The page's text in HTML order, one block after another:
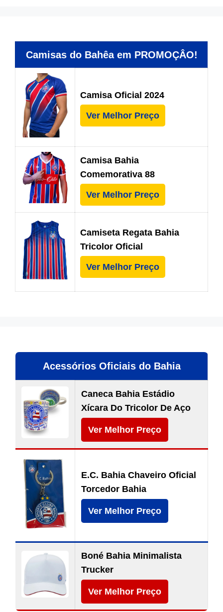
Camisas do Bahêa em PROMOÇÂO!
Camisa Oficial 2024
Ver Melhor Preço
Camisa Bahia
Comemorativa 88
Ver Melhor Preço
Camiseta Regata Bahia
Tricolor Oficial
Ver Melhor Preço
Acessórios Oficiais do Bahia
Caneca Bahia Estádio
Xícara Do Tricolor De Aço
Ver Melhor Preço
E.C. Bahia Chaveiro Oficial
Torcedor Bahia
Ver Melhor Preço
Boné Bahia Minimalista
Trucker
Ver Melhor Preço